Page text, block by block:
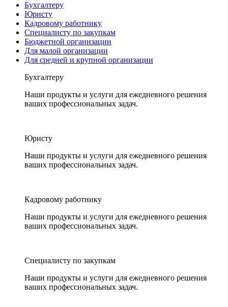
Бухгалтеру
Юристу
Кадровому работнику
Специалисту по закупкам
Бюджетной организации
Для малой организации
Для средней и крупной организации
Бухгалтеру
Наши продукты и услуги для ежедневного решения
ваших профессиональных задач.
Юристу
Наши продукты и услуги для ежедневного решения
ваших профессиональных задач.
Кадровому работнику
Наши продукты и услуги для ежедневного решения
ваших профессиональных задач.
Специалисту по закупкам
Наши продукты и услуги для ежедневного решения
ваших профессиональных задач.